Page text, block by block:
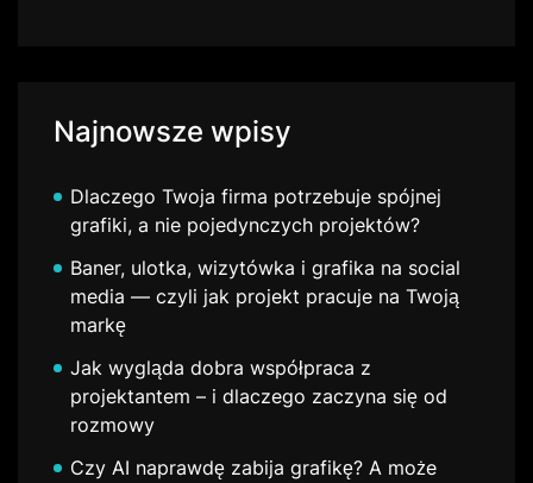
Najnowsze wpisy
Dlaczego Twoja firma potrzebuje spójnej
grafiki, a nie pojedynczych projektów?
Baner, ulotka, wizytówka i grafika na social
media — czyli jak projekt pracuje na Twoją
markę
Jak wygląda dobra współpraca z
projektantem – i dlaczego zaczyna się od
rozmowy
Czy AI naprawdę zabija grafikę? A może